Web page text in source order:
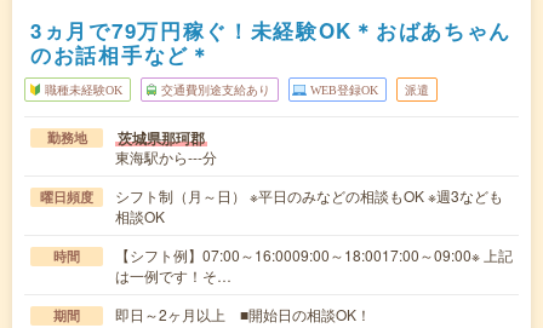
3ヵ月で79万円稼ぐ！未経験OK＊おばあちゃん
のお話相手など＊
職種未経験OK 交通費別途支給あり WEB登録OK 派遣
勤務地 茨城県那珂郡
東海駅から---分
曜日頻度
シフト制（月～日） ※平日のみなどの相談もOK ※週3なども
相談OK
時間
【シフト例】07:00～16:0009:00～18:0017:00～09:00※ 上記
は一例です！そ…
期間 即日～2ヶ月以上 ■開始日の相談OK！